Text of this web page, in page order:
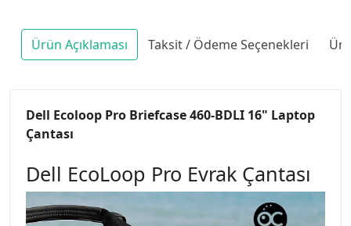
Ürün Açıklaması Taksit / Ödeme Seçenekleri
Dell Ecoloop Pro Briefcase 460-BDLI 16" Laptop
Çantası
Dell EcoLoop Pro Evrak Çantası